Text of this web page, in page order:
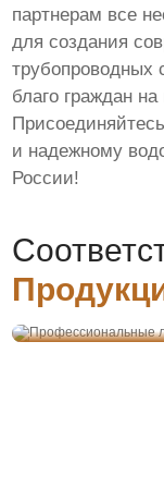
партнерам все
для создания
трубопроводных
благо граждан
и надежному
России!